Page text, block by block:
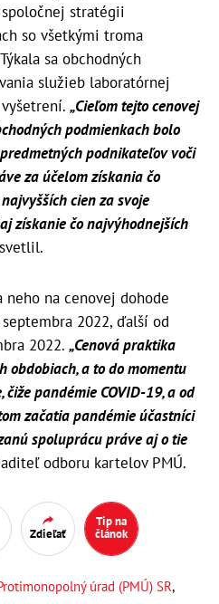
stratégii
so všetkými troma
sa obchodných
služieb laboratórnej
„Cieľom tejto cenovej
podmienkach bolo
podnikateľov voči
za účelom získania čo
cien za svoje
získanie čo najvýhodnejších
neho na cenovej dohode
2022, ďalší od
2022. „Cenová praktika
obdobiach, a to do momentu
pandémie COVID-19, a od
začatia pandémie účastníci
spoluprácu práve aj o tie
odboru kartelov PMÚ.
Zdieľať
Tip na
článok
úrad (PMÚ) SR,